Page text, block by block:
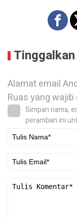
Alamat email
Ruas yang
Simpan nama,
peramban ini